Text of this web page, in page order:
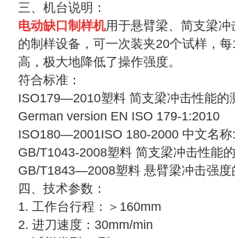
三、机台说明：
电动缺口制样机用于悬臂梁、简支梁
的制样设备，可一次装夹20个试样，
高，极大地降低了操作强度。
符合标准：
ISO179—2010塑料 简支梁冲击性能的
German version EN ISO 179-1:2010
ISO180—2001ISO 180-2000 中文名
GB/T1043-2008塑料 简支梁冲击性能
GB/T1843—2008塑料 悬臂梁冲击强度
四、 技术参数：
1. 工作台行程：＞160mm
2. 进刀速度：30mm/min